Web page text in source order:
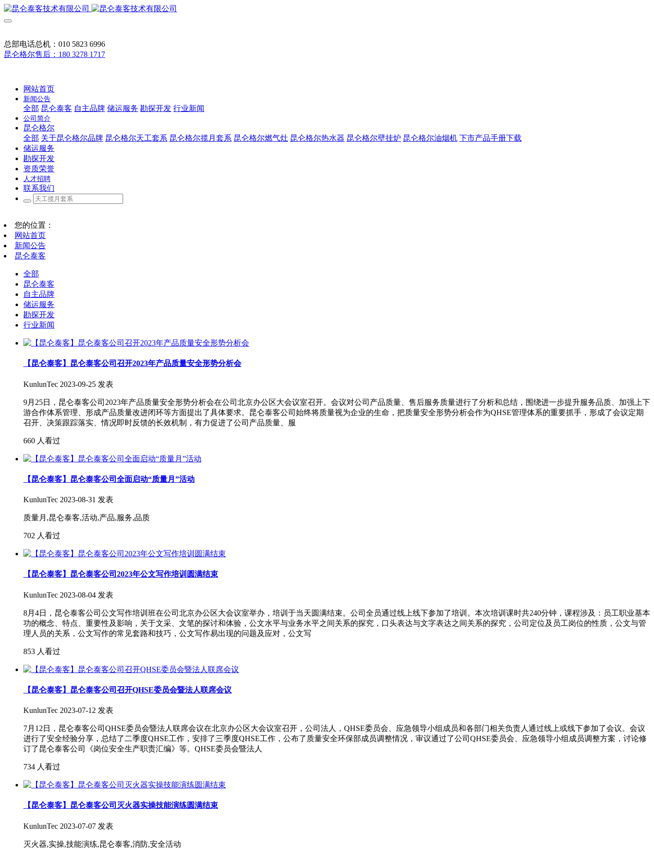
总部电话总机：010 5823 6996
昆仑格尔售后：180 3278 1717
网站首页
新闻公告
全部 昆仑泰客 自主品牌 储运服务 勘探开发 行业新闻
公司简介
昆仑格尔
全部 关于昆仑格尔品牌 昆仑格尔天工套系 昆仑格尔揽月套系 昆仑格尔燃气灶 昆仑格尔热水器 昆仑格尔壁挂炉 昆仑格尔油烟机 下市产品手册下载
储运服务
勘探开发
资质荣誉
人才招聘
联系我们
您的位置：
网站首页
新闻公告
昆仑泰客
全部
昆仑泰客
自主品牌
储运服务
勘探开发
行业新闻
【昆仑泰客】昆仑泰客公司召开2023年产品质量安全形势分析会
KunlunTec 2023-09-25 发表
9月25日，昆仑泰客公司2023年产品质量安全形势分析会在公司北京办公区大会议室召开。会议对公司产品质量、售后服务质量进行了分析和总结，围绕进一步提升服务品质、加强上下
游合作体系管理、形成产品质量改进闭环等方面提出了具体要求。昆仑泰客公司始终将质量视为企业的生命，把质量安全形势分析会作为QHSE管理体系的重要抓手，形成了会议定期
召开、决策跟踪落实、情况即时反馈的长效机制，有力促进了公司产品质量、服
660 人看过
【昆仑泰客】昆仑泰客公司全面启动“质量月”活动
KunlunTec 2023-08-31 发表
质量月,昆仑泰客,活动,产品,服务,品质
702 人看过
【昆仑泰客】昆仑泰客公司2023年公文写作培训圆满结束
KunlunTec 2023-08-04 发表
8月4日，昆仑泰客公司公文写作培训班在公司北京办公区大会议室举办，培训于当天圆满结束。公司全员通过线上线下参加了培训。本次培训课时共240分钟，课程涉及：员工职业基本
功的概念、特点、重要性及影响，关于文采、文笔的探讨和体验，公文水平与业务水平之间关系的探究，口头表达与文字表达之间关系的探究，公司定位及员工岗位的性质，公文与管
理人员的关系，公文写作的常见套路和技巧，公文写作易出现的问题及应对，公文写
853 人看过
【昆仑泰客】昆仑泰客公司召开QHSE委员会暨法人联席会议
KunlunTec 2023-07-12 发表
7月12日，昆仑泰客公司QHSE委员会暨法人联席会议在北京办公区大会议室召开，公司法人，QHSE委员会、应急领导小组成员和各部门相关负责人通过线上或线下参加了会议。会议
进行了安全经验分享，总结了二季度QHSE工作，安排了三季度QHSE工作，公布了质量安全环保部成员调整情况，审议通过了公司QHSE委员会、应急领导小组成员调整方案，讨论修
订了昆仑泰客公司《岗位安全生产职责汇编》等。QHSE委员会暨法人
734 人看过
【昆仑泰客】昆仑泰客公司灭火器实操技能演练圆满结束
KunlunTec 2023-07-07 发表
灭火器,实操,技能演练,昆仑泰客,消防,安全活动